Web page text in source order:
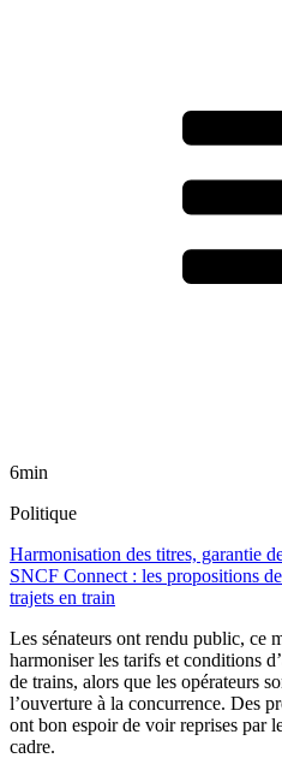
6min
Politique
Harmonisation des titres, garantie
SNCF Connect : les propositions
trajets en train
Les sénateurs ont rendu public, ce
harmoniser les tarifs et conditions
de trains, alors que les opérateurs
l’ouverture à la concurrence. Des
ont bon espoir de voir reprises par
cadre.